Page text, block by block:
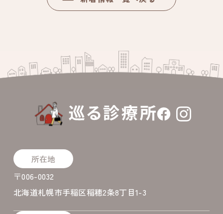
所在地
〒006-0032
北海道札幌市手稲区稲穂2条8丁目1-3